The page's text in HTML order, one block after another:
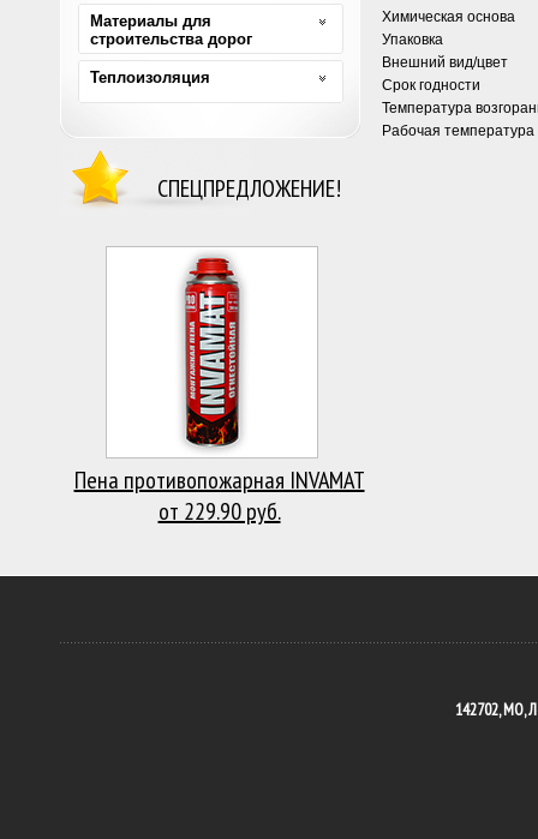
Химическая основа
Упаковка
Внешний вид/цвет
Срок годности
Температура
Рабочая температура
Материалы для
строительства дорог
Теплоизоляция
СПЕЦПРЕДЛОЖЕНИЕ!
Пена противопожарная INVAMAT
от 229.90 руб.
142702, МО,